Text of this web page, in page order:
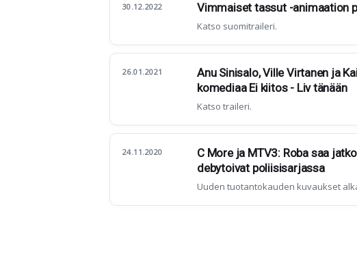
30.12.2022 Vimmaiset tassut -animaation
Katso suomitraileri.
26.01.2021
Anu Sinisalo, Ville Virtanen ja
komediaa Ei kiitos - Liv tänään
Katso traileri.
24.11.2020
C More ja MTV3: Roba saa
debytoivat poliisisarjassa
Uuden tuotantokauden kuvaukset